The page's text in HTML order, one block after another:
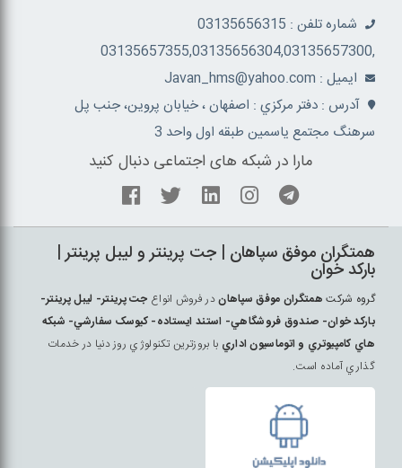
شماره تلفن : 03135656315
,03135657355,03135656304,03135657300
ايميل : Javan_hms@yahoo.com
آدرس : دفتر مرکزي : اصفهان ، خيابان پروين، جنب پل
سرهنگ مجتمع ياسمين طبقه اول واحد 3
مارا در شبکه های اجتماعی دنبال کنید
همتگران موفق سپاهان | جت پرينتر و ليبل پرينتر |
بارکد خوان
گروه شرکت همتگران موفق سپاهاندر فروش انواع جت پرينتر- ليبل پرينتر-
بارکد خوان- صندوق فروشگاهي- استند ايستاده- کيوسک سفارشي- شبکه
هاي کامپيوتري و اتوماسيون اداري با بروزترين تکنولوژي روز دنيا در خدمات
گذاري آماده است.